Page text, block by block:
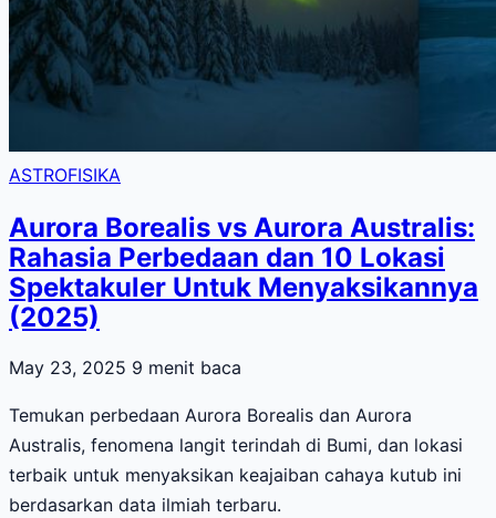
ASTROFISIKA
Aurora Borealis vs Aurora Australis:
Rahasia Perbedaan dan 10 Lokasi
Spektakuler Untuk Menyaksikannya
(2025)
May 23, 2025 9 menit baca
Temukan perbedaan Aurora Borealis dan Aurora
Australis, fenomena langit terindah di Bumi, dan lokasi
terbaik untuk menyaksikan keajaiban cahaya kutub ini
berdasarkan data ilmiah terbaru.